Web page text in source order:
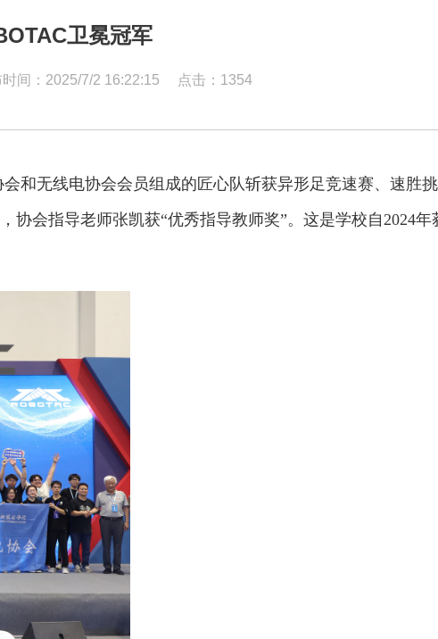
卫冕冠军
时间：2025/7/2 16:22:15 点击：1354
和无线电协会会员组成的匠心队斩获异形足竞速赛、速胜挑
协会指导老师张凯获“优秀指导教师奖”。这是学校自2024年